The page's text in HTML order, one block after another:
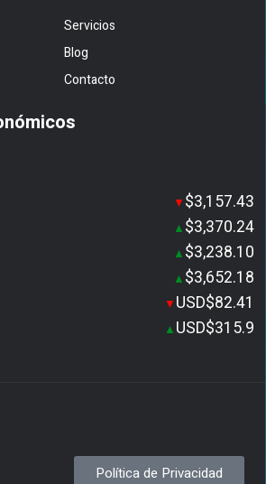
Servicios
Blog
Contacto
▼ $3,157.43
▲ $3,370.24
▲ $3,238.10
▲ $3,652.18
▼ USD$82.41
▲ USD$315.9
Política de Privacidad